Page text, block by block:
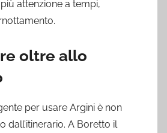
attenzione a tempi,
oltre allo
per usare Argini è non
dall’itinerario. A Boretto il